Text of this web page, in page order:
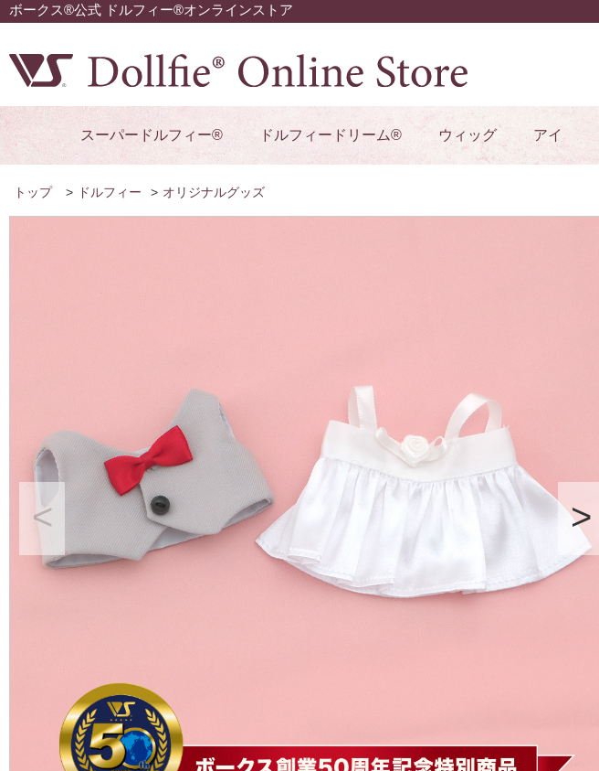
ボークス®公式 ドルフィー®オンラインストア
スーパードルフィー® ドルフィードリーム® ウィッグ アイ
トップ > ドルフィー > オリジナルグッズ